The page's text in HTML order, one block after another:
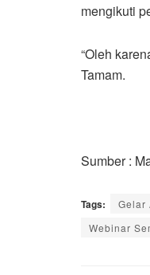
mengikuti
“Oleh
Tamam.
Sumber :
Tags: Gelar
Webinar